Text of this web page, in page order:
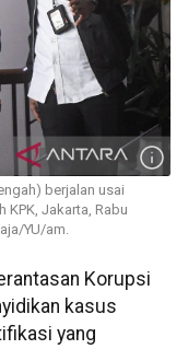
berjalan usai
KPK, Jakarta, Rabu
YU/am.
Korupsi
kasus
yang